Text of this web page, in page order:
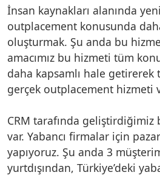
İnsan kaynakları alanında
outplacement konusunda
oluşturmak. Şu anda bu
amacımız bu hizmeti tüm
daha kapsamlı hale getirerek
gerçek outplacement hizmeti
CRM tarafında
var. Yabancı firmalar için
yapıyoruz. Şu anda 3
yurtdışından, Türkiye’deki